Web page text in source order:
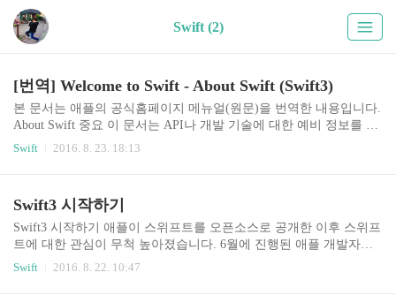
Swift (2)
[번역] Welcome to Swift - About Swift (Swift3)
본 문서는 애플의 공식홈페이지 메뉴얼(원문)을 번역한 내용입니다.
About Swift 중요 이 문서는 API나 개발 기술에 대한 예비 정보를 포
함하고 있습니다. 이 정보는 언제든 변경될 수 있고, 이 문서를 따라
프트는 안전한 프로그래밍 패턴을 도입했고, 프로그래밍을 쉽게 할
수 있게 하는 현대적 기능을 추가했다. 그리고 더 유연하고, 더 재미
있다. 이미 널리 쓰이면서 많은 사람들이 사랑하는 코코아와 코코아
Swift 2016. 8. 23. 18:13
Swift3 시작하기
Swift3 시작하기 애플이 스위프트를 오픈소스로 공개한 이후 스위프
트에 대한 관심이 무척 높아졌습니다. 6월에 진행된 애플 개발자행
사인 WWDC에서는 스위프트3가 공개되었는데요. 스위프트3는 아
Swift 2016. 8. 22. 10:47